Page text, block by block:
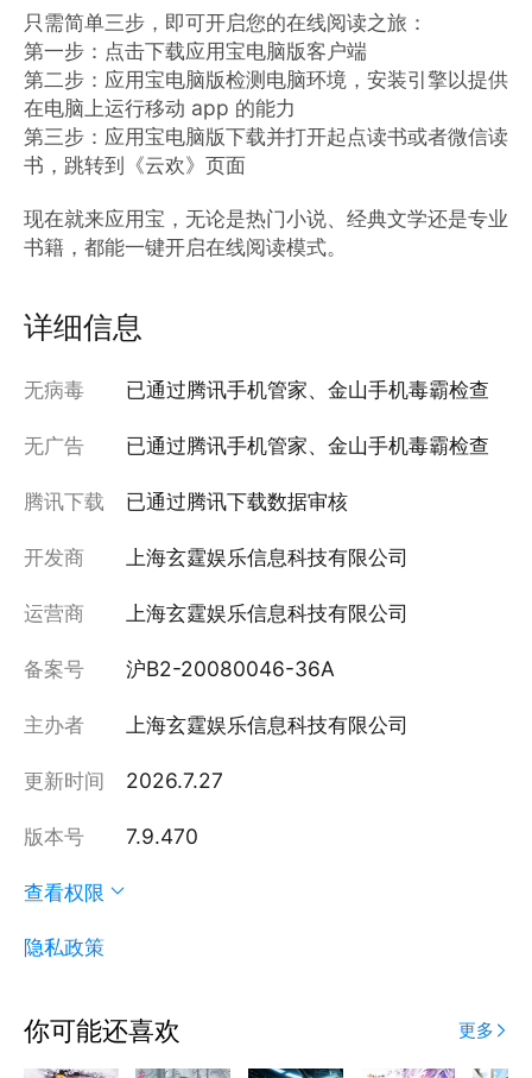
只需简单三步，即可开启您的在线阅读之旅：
第一步：点击下载应用宝电脑版客户端
第二步：应用宝电脑版检测电脑环境，安装引擎以提供
在电脑上运行移动 app 的能力
第三步：应用宝电脑版下载并打开起点读书或者微信读
书，跳转到《云欢》页面
现在就来应用宝，无论是热门小说、经典文学还是专业
书籍，都能一键开启在线阅读模式。
详细信息
无病毒 已通过腾讯手机管家、金山手机毒霸检查
无广告 已通过腾讯手机管家、金山手机毒霸检查
腾讯下载 已通过腾讯下载数据审核
开发商 上海玄霆娱乐信息科技有限公司
运营商 上海玄霆娱乐信息科技有限公司
备案号 沪B2-20080046-36A
主办者 上海玄霆娱乐信息科技有限公司
更新时间 2026.7.27
版本号 7.9.470
查看权限
隐私政策
你可能还喜欢 更多